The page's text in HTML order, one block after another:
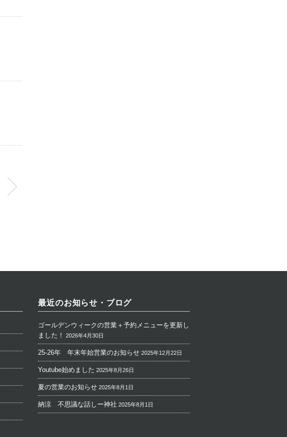
最近のお知らせ・ブログ
ゴールデンウィークの営業＋予約メニューを更新し
ました！
2026年4月30日
25-26年 年末年始営業のお知らせ 2025年12月22日
Youtube始めました 2025年8月26日
夏の営業のお知らせ 2025年8月1日
納涼 不思議な話しー神社 2025年8月1日